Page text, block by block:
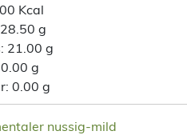
Kcal
28.50 g
21.00 g
0.00 g
0.00 g
nussig-mild